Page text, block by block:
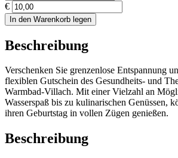
€
In den Warenkorb legen
Beschreibung
Verschenken Sie grenzenlose Entspannung
flexiblen Gutschein des Gesundheits- und
Warmbad-Villach. Mit einer Vielzahl an
Wasserspaß bis zu kulinarischen Genüssen,
ihren Geburtstag in vollen Zügen genießen.
Beschreibung